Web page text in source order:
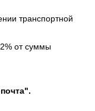
транспортной
от суммы